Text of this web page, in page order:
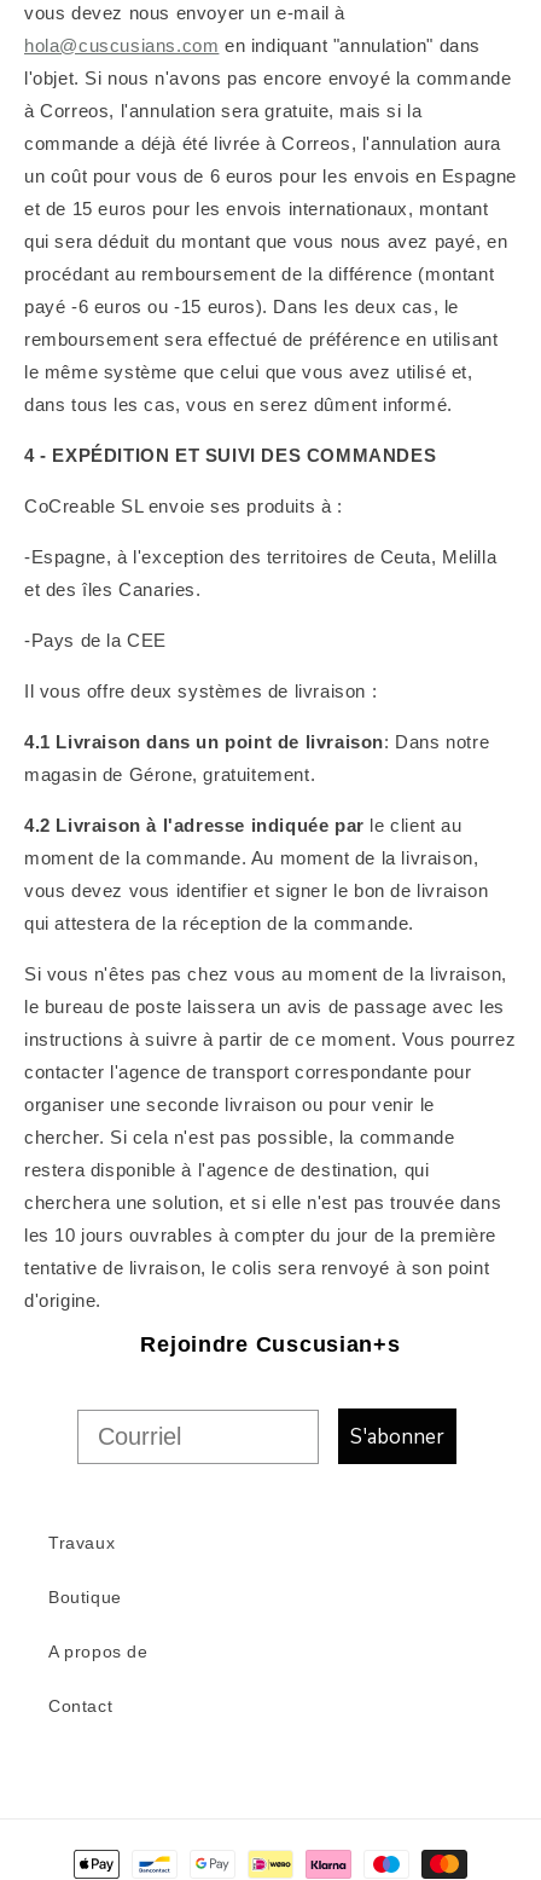
vous devez nous envoyer un e-mail à
hola@cuscusians.com en indiquant "annulation" dans
l'objet. Si nous n'avons pas encore envoyé la commande
à Correos, l'annulation sera gratuite, mais si la
commande a déjà été livrée à Correos, l'annulation aura
un coût pour vous de 6 euros pour les envois en Espagne
et de 15 euros pour les envois internationaux, montant
qui sera déduit du montant que vous nous avez payé, en
procédant au remboursement de la différence (montant
payé -6 euros ou -15 euros). Dans les deux cas, le
remboursement sera effectué de préférence en utilisant
le même système que celui que vous avez utilisé et,
dans tous les cas, vous en serez dûment informé.
4 - EXPÉDITION ET SUIVI DES COMMANDES
CoCreable SL envoie ses produits à :
-Espagne, à l'exception des territoires de Ceuta, Melilla
et des îles Canaries.
-Pays de la CEE
Il vous offre deux systèmes de livraison :
4.1 Livraison dans un point de livraison: Dans notre
magasin de Gérone, gratuitement.
4.2 Livraison à l'adresse indiquée par le client au
moment de la commande. Au moment de la livraison,
vous devez vous identifier et signer le bon de livraison
qui attestera de la réception de la commande.
Si vous n'êtes pas chez vous au moment de la livraison,
le bureau de poste laissera un avis de passage avec les
instructions à suivre à partir de ce moment. Vous pourrez
contacter l'agence de transport correspondante pour
organiser une seconde livraison ou pour venir le
chercher. Si cela n'est pas possible, la commande
restera disponible à l'agence de destination, qui
cherchera une solution, et si elle n'est pas trouvée dans
les 10 jours ouvrables à compter du jour de la première
tentative de livraison, le colis sera renvoyé à son point
d'origine.
Rejoindre Cuscusian+s
S'abonner
Travaux
Boutique
A propos de
Contact
Modes